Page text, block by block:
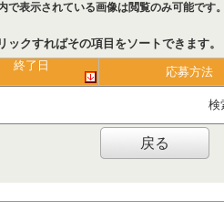
表示されている画像は閲覧のみ可能です。
ックすればその項目をソートできます。
終了日 応募方法
検
戻る